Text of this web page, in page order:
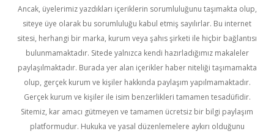
Ancak, üyelerimiz yazdıkları içeriklerin sorumluluğunu taşımakta olup,
siteye üye olarak bu sorumluluğu kabul etmiş sayılırlar. Bu internet
sitesi, herhangi bir marka, kurum veya şahıs şirketi ile hiçbir bağlantısı
bulunmamaktadır. Sitede yalnızca kendi hazırladığımız makaleler
paylaşılmaktadır. Burada yer alan içerikler haber niteliği taşımamakta
olup, gerçek kurum ve kişiler hakkında paylaşım yapılmamaktadır.
Gerçek kurum ve kişiler ile isim benzerlikleri tamamen tesadüfidir.
Sitemiz, kar amacı gütmeyen ve tamamen ücretsiz bir bilgi paylaşım
platformudur. Hukuka ve yasal düzenlemelere aykırı olduğunu